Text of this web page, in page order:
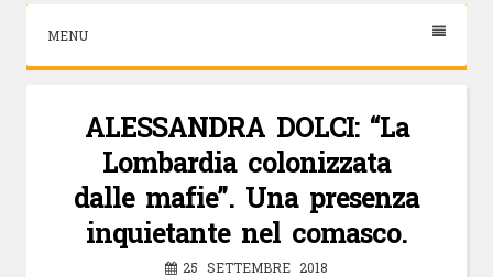
MENU
ALESSANDRA DOLCI: “La
Lombardia colonizzata
dalle mafie”. Una presenza
inquietante nel comasco.
25 SETTEMBRE 2018